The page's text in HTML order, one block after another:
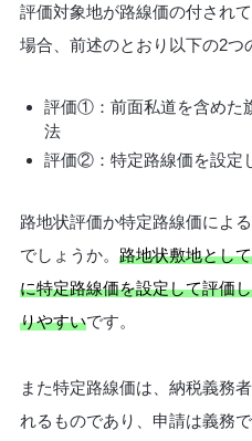
評価対象地が路線価の付され
場合、前述のとおり以下の2つ
評価①：前面私道を含めた
法
評価②：特定路線価を設定
路地状評価か特定路線価によ
でしょうか。 路地状敷地とし
に特定路線価を設定して評価
りやすいです。
また特定路線価は、納税義務
れるものであり、申請は義務で